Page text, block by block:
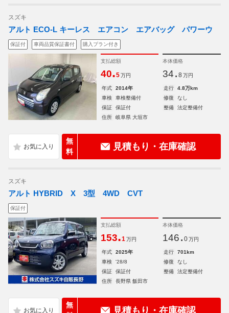
スズキ
アルト ECO-L キーレス エアコン エアバッグ パワーウ
保証付 車両品質保証書付 購入プラン付き
支払総額
40.5 万円
本体価格
34. 8 万円
年式 2014年 走行
4.8万km
車検
車検整備付 修復
なし
保証
保証付 整備
法定整備付
住所
岐阜県 大垣市
無
料
見積もり・在庫確認
スズキ
アルト HYBRID X 3型 4WD CVT
保証付
支払総額
153.1 万円
本体価格
146. 0 万円
年式 2025年 走行
701km
車検
'28/8 修復
なし
保証
保証付 整備
法定整備付
住所
長野県 飯田市
無
見積もり・在庫確認